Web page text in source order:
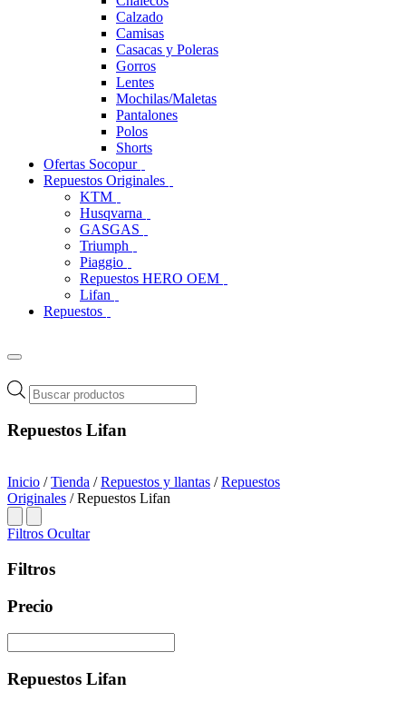
Calzado
Camisas
Casacas y Poleras
Gorros
Lentes
Mochilas/Maletas
Pantalones
Polos
Shorts
Ofertas Socopur
Repuestos Originales
KTM
Husqvarna
GASGAS
Triumph
Piaggio
Repuestos HERO OEM
Lifan
Repuestos
Búsqueda
de
Repuestos Lifan
Inicio /Tienda /Repuestos y llantas /Repuestos
Originales / Repuestos Lifan
Filtros Ocultar
Filtros
Precio
Repuestos Lifan